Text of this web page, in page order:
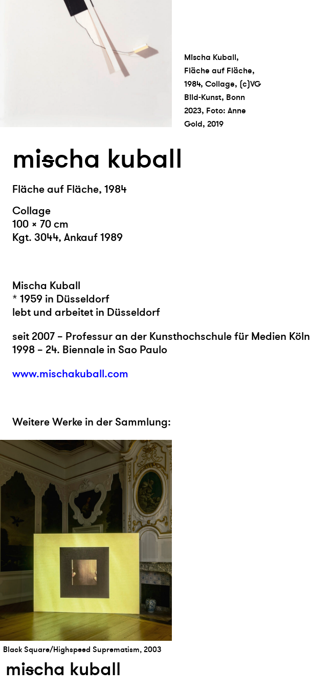
Mischa Kuball,
Fläche auf Fläche,
1984, Collage, (c)VG
Bild-Kunst, Bonn
2023, Foto: Anne
Gold, 2019
mischa kuball
Fläche auf Fläche, 1984
Collage
100 × 70 cm
Kgt. 3044, Ankauf 1989
Mischa Kuball
* 1959 in Düsseldorf
lebt und arbeitet in Düsseldorf
seit 2007 – Professur an der Kunsthochschule für Medien Köln
1998 – 24. Biennale in Sao Paulo
www.mischakuball.com
Weitere Werke in der Sammlung:
Black Square/Highspeed Suprematism, 2003
mischa kuball